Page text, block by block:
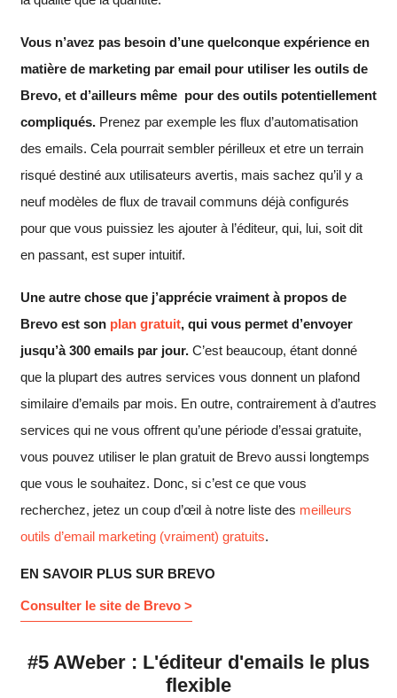
Vous n’avez pas besoin d’une quelconque expérience en
matière de marketing par email pour utiliser les outils de
Brevo, et d’ailleurs même pour des outils potentiellement
compliqués. Prenez par exemple les flux d’automatisation
des emails. Cela pourrait sembler périlleux et etre un terrain
risqué destiné aux utilisateurs avertis, mais sachez qu’il y a
neuf modèles de flux de travail communs déjà configurés
pour que vous puissiez les ajouter à l’éditeur, qui, lui, soit dit
en passant, est super intuitif.
Une autre chose que j’apprécie vraiment à propos de
Brevo est son plan gratuit, qui vous permet d’envoyer
jusqu’à 300 emails par jour. C’est beaucoup, étant donné
que la plupart des autres services vous donnent un plafond
similaire d’emails par mois. En outre, contrairement à d’autres
services qui ne vous offrent qu’une période d’essai gratuite,
vous pouvez utiliser le plan gratuit de Brevo aussi longtemps
que vous le souhaitez. Donc, si c’est ce que vous
recherchez, jetez un coup d’œil à notre liste des meilleurs
outils d’email marketing (vraiment) gratuits.
EN SAVOIR PLUS SUR BREVO
Consulter le site de Brevo >
#5 AWeber : L'éditeur d'emails le plus
flexible